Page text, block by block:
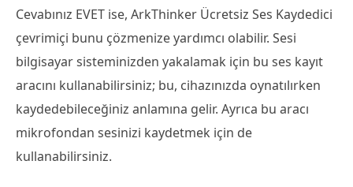
Cevabınız EVET ise, ArkThinker Ücretsiz Ses Kaydedici
çevrimiçi bunu çözmenize yardımcı olabilir. Sesi
bilgisayar sisteminizden yakalamak için bu ses kayıt
aracını kullanabilirsiniz; bu, cihazınızda oynatılırken
kaydedebileceğiniz anlamına gelir. Ayrıca bu aracı
mikrofondan sesinizi kaydetmek için de
kullanabilirsiniz.